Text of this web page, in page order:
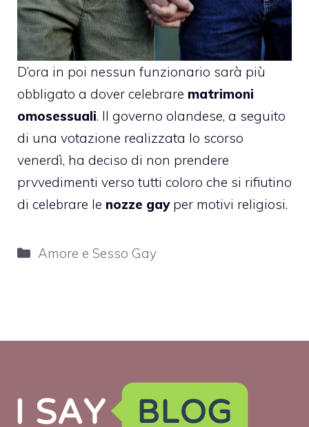
D’ora in poi nessun funzionario sarà più
obbligato a dover celebrare matrimoni
omosessuali. Il governo olandese, a seguito
di una votazione realizzata lo scorso
venerdì, ha deciso di non prendere
prvvedimenti verso tutti coloro che si rifiutino
di celebrare le nozze gayper motivi religiosi.
Categorie
Amore e Sesso Gay